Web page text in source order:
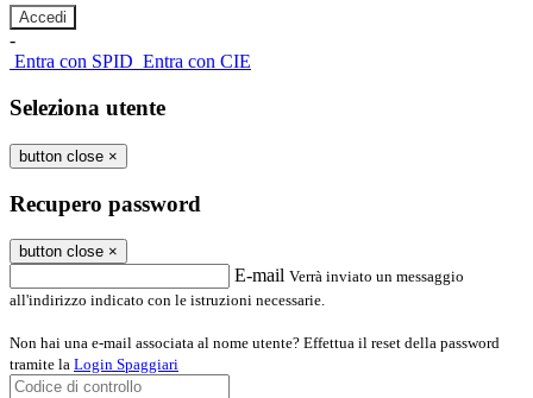
-
Entra con SPID Entra con CIE
Seleziona utente
button close ×
Recupero password
button close ×
E-mail Verrà inviato un messaggio
all'indirizzo indicato con le istruzioni necessarie.
Non hai una e-mail associata al nome utente? Effettua il reset della password
tramite la Login Spaggiari